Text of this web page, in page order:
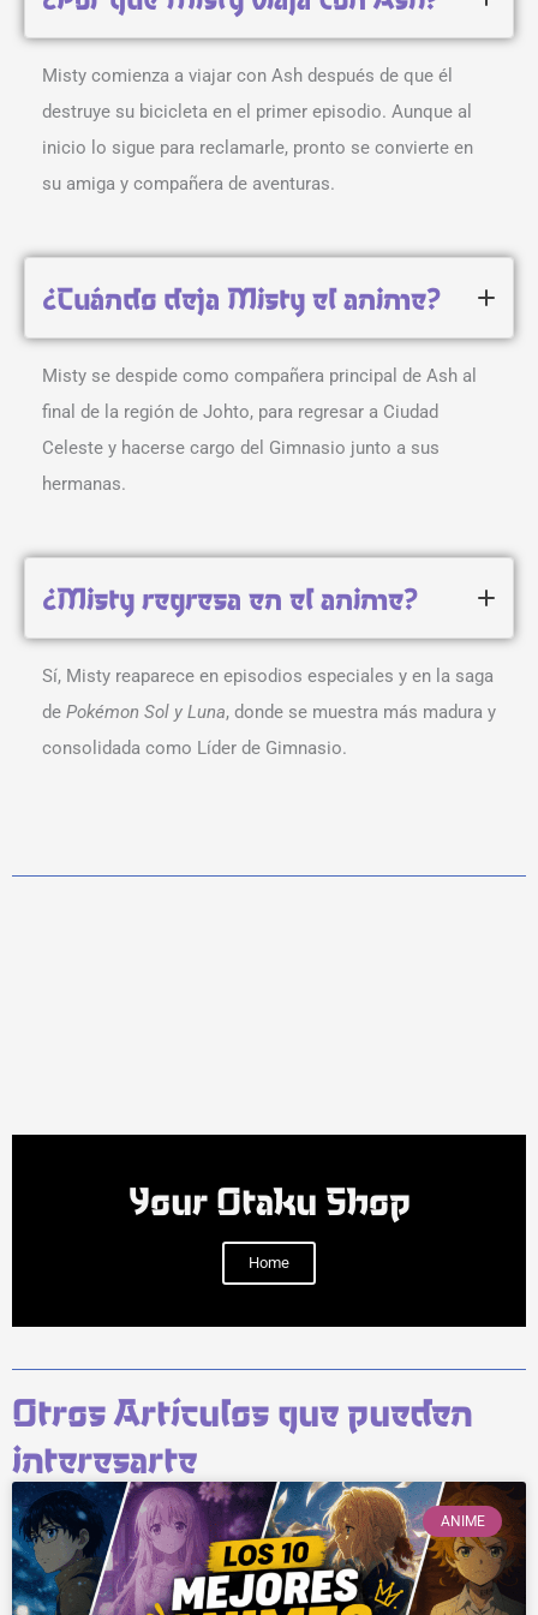
Misty comienza a viajar con Ash después de que él
destruye su bicicleta en el primer episodio. Aunque al
inicio lo sigue para reclamarle, pronto se convierte en
su amiga y compañera de aventuras.
¿Cuándo deja Misty el anime?
Misty se despide como compañera principal de Ash al
final de la región de Johto, para regresar a Ciudad
Celeste y hacerse cargo del Gimnasio junto a sus
hermanas.
¿Misty regresa en el anime?
Sí, Misty reaparece en episodios especiales y en la saga
de Pokémon Sol y Luna, donde se muestra más madura y
consolidada como Líder de Gimnasio.
Your Otaku Shop
Home
Otros Artículos que pueden
interesarte
ANIME